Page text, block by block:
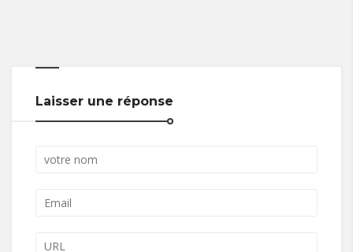
Laisser une réponse